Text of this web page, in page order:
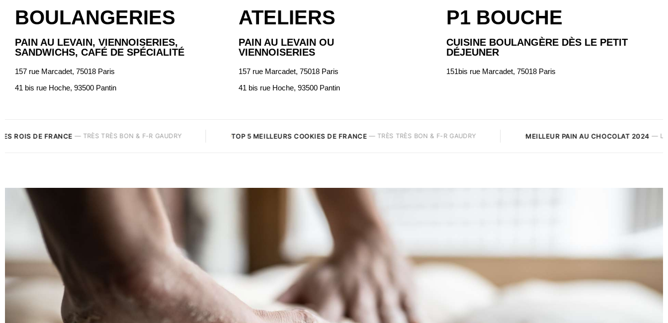
BOULANGERIES
PAIN AU LEVAIN, VIENNOISERIES,
SANDWICHS, CAFÉ DE SPÉCIALITÉ
157 rue Marcadet, 75018 Paris
41 bis rue Hoche, 93500 Pantin
ATELIERS
PAIN AU LEVAIN OU
VIENNOISERIES
157 rue Marcadet, 75018 Paris
41 bis rue Hoche, 93500 Pantin
P1 BOUCHE
CUISINE BOULANGÈRE DÈS LE PETIT
DÉJEUNER
151bis rue Marcadet, 75018 Paris
BON & F-R GAUDRY TOP 5 MEILLEURS COOKIES DE FRANCE — TRÈS TRÈS BON & F-R GAUDRY MEILLEUR PAIN AU CHOCOLAT 2024 — LE GUIDE ULTIME